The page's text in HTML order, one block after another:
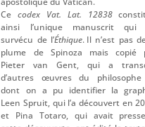
Cecodex Vat. Lat. 12838
ainsi l’unique manuscrit qui
survécu de l’Éthique. Il n’est pas
plume de Spinoza mais copié
Pieter van Gent, qui a
d’autres œuvres du
dont on a pu identifier la
Leen Spruit, qui l’a découvert en
et Pina Totaro, qui avait